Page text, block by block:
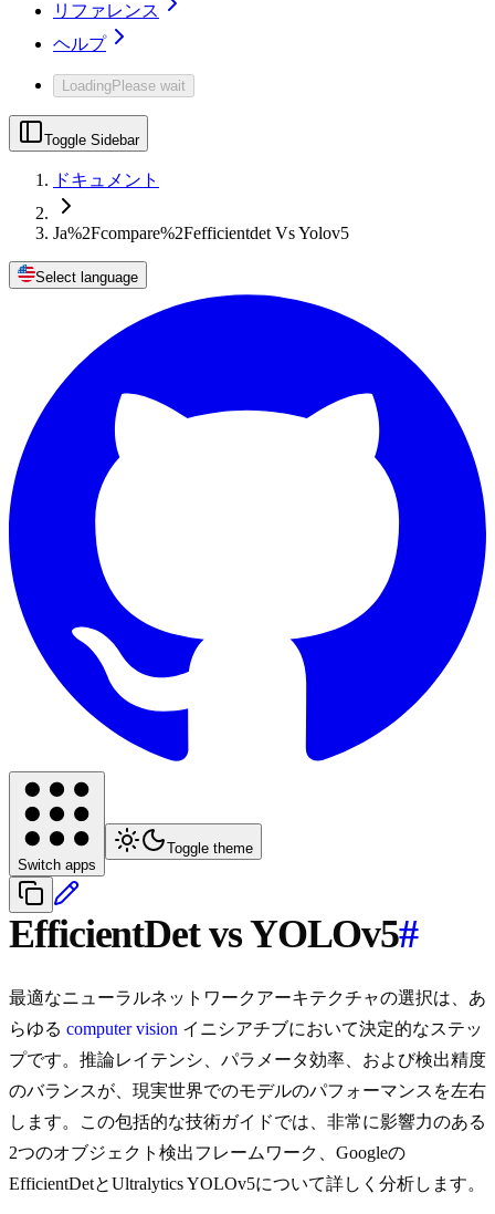
リファレンス
ヘルプ
LoadingPlease wait
Toggle Sidebar
ドキュメント
Ja%2Fcompare%2Fefficientdet Vs Yolov5
Select language
Switch apps
Toggle theme
EfficientDet vs YOLOv5#
最適なニューラルネットワークアーキテクチャの選択は、あ
らゆる computer vision イニシアチブにおいて決定的なステッ
プです。推論レイテンシ、パラメータ効率、および検出精度
のバランスが、現実世界でのモデルのパフォーマンスを左右
します。この包括的な技術ガイドでは、非常に影響力のある
2つのオブジェクト検出フレームワーク、Googleの
EfficientDetとUltralytics YOLOv5について詳しく分析します。